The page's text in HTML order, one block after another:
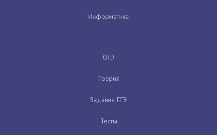
Информатика
ОГЭ
Теория
Задания ЕГЭ
Тесты